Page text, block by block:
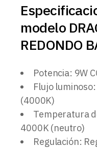
modelo
REDONDO
Potencia: 9W
Flujo
(4000K)
Temperatura
4000K (neutro)
Regulación: